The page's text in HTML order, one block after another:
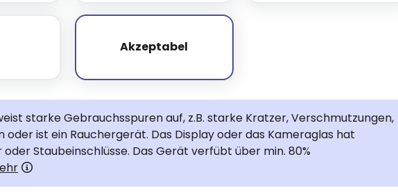
Akzeptabel
Akzeptabel
starke Gebrauchsspuren auf, z.B. starke Kratzer, Verschmutzungen,
oder ist ein Rauchergerät. Das Display oder das Kameraglas hat
Staubeinschlüsse. Das Gerät verfübt über min. 80%